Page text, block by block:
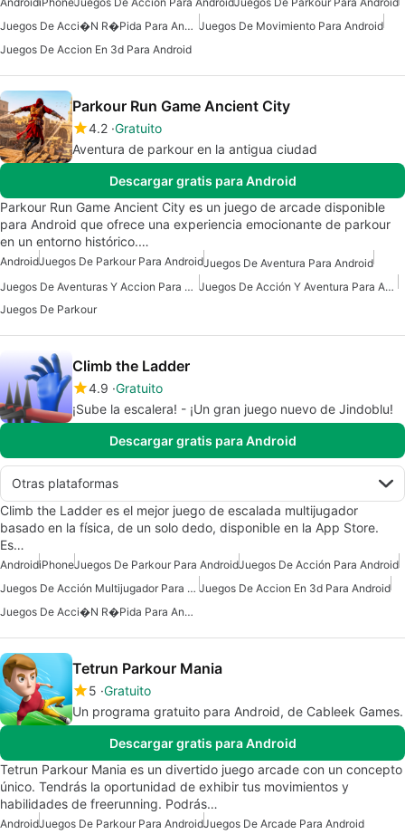
Juegos De Acci�n R�pida Para Android Juegos De Movimiento Para Android
Juegos De Accion En 3d Para Android
Parkour Run Game Ancient City
4.2 Gratuito
Aventura de parkour en la antigua ciudad
Descargar gratis para Android
Parkour Run Game Ancient City es un juego de arcade disponible
para Android que ofrece una experiencia emocionante de parkour
en un entorno histórico.…
AndroidJuegos De Parkour Para AndroidJuegos De Aventura Para Android
Juegos De Aventuras Y Accion Para Android
Juegos De Acción Y Aventura Para Android
Juegos De Parkour
Climb the Ladder
4.9 Gratuito
¡Sube la escalera! - ¡Un gran juego nuevo de Jindoblu!
Descargar gratis para Android
Otras plataformas
Climb the Ladder es el mejor juego de escalada multijugador
basado en la física, de un solo dedo, disponible en la App Store.
Es…
AndroidiPhoneJuegos De Parkour Para AndroidJuegos De Acción Para Android
Juegos De Acción Multijugador Para Android Juegos De Accion En 3d Para Android
Juegos De Acci�n R�pida Para Android
Tetrun Parkour Mania
5 Gratuito
Un programa gratuito para Android, de Cableek Games.
Descargar gratis para Android
Tetrun Parkour Mania es un divertido juego arcade con un concepto
único. Tendrás la oportunidad de exhibir tus movimientos y
habilidades de freerunning. Podrás…
AndroidJuegos De Parkour Para AndroidJuegos De Arcade Para Android